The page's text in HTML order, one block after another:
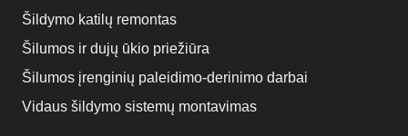
Šildymo katilų remontas
Šilumos ir dujų ūkio priežiūra
Šilumos įrenginių paleidimo-derinimo darbai
Vidaus šildymo sistemų montavimas